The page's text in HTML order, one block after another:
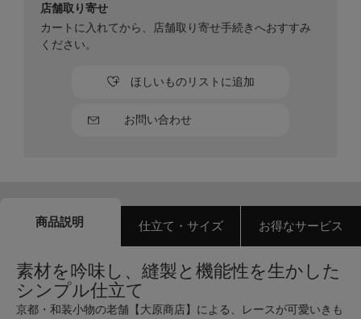
お問い合わせ
ほしいものリストに追加
店舗取り寄せ
カートに入れてから、店舗取り寄せ手続きへおすすみ
ください。
商品説明 仕立て・サイズ お得なサービス
素材を吟味し、縫製と機能性を生かした
シンプル仕立て
京都・和装小物の老舗【大原商店】による、レースが可愛いきも